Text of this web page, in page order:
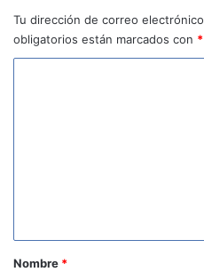
Tu dirección de correo
obligatorios están marcados con *
r
Nombre *